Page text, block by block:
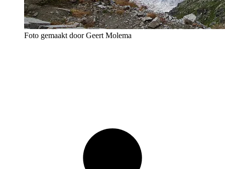
Foto gemaakt door Geert Molema